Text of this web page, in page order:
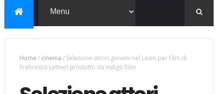
Home / cinema / Selezione attori giovani nel Lazio per Film di
Francesco Lettieri prodotto da Indigo Film